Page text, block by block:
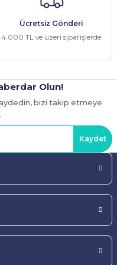
Ücretsiz Gönderi
4.000 TL ve üzeri siparişlerde
Olun!
bizi takip etmeye
Kaydet